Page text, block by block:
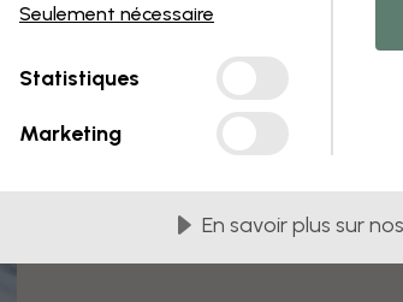
Seulement nécessaire
Statistiques
Marketing
En savoir plus sur